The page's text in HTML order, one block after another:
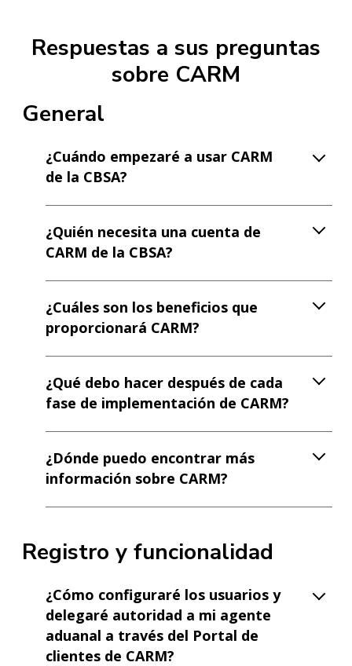
Respuestas a sus preguntas
sobre CARM
General
¿Cuándo empezaré a usar CARM
de la CBSA?
¿Quién necesita una cuenta de
CARM de la CBSA?
¿Cuáles son los beneficios que
proporcionará CARM?
¿Qué debo hacer después de cada
fase de implementación de CARM?
¿Dónde puedo encontrar más
información sobre CARM?
Registro y funcionalidad
¿Cómo configuraré los usuarios y
delegaré autoridad a mi agente
aduanal a través del Portal de
clientes de CARM?